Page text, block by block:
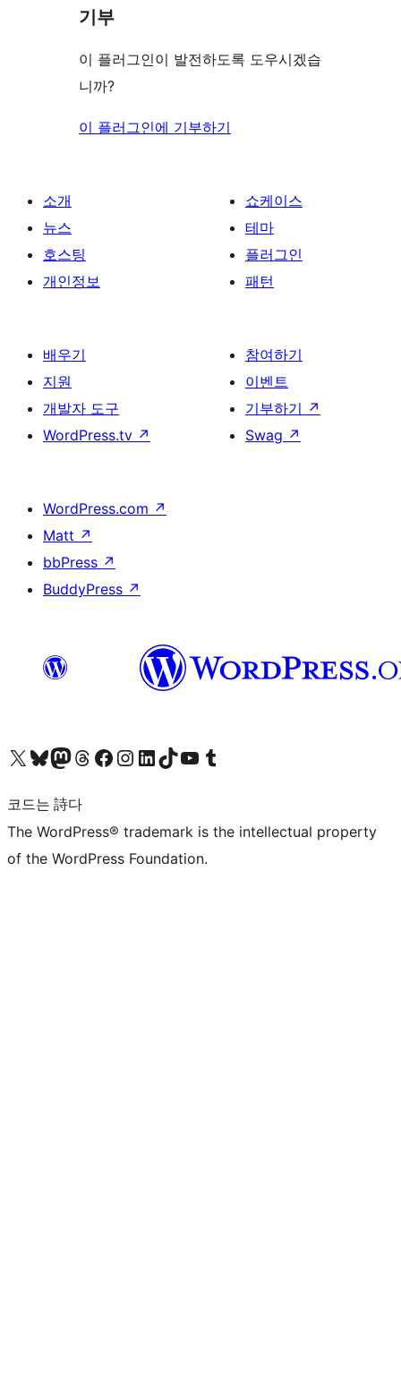
기부
이 플러그인이 발전하도록 도우시겠습
니까?
이 플러그인에 기부하기
소개
뉴스
호스팅
개인정보
쇼케이스
테마
플러그인
패턴
배우기
지원
개발자 도구
WordPress.tv ↗
참여하기
이벤트
기부하기 ↗
Swag ↗
WordPress.com ↗
Matt ↗
bbPress ↗
BuddyPress ↗
X(이전 트위터) 계정 방문하기블루스카이 계정 방문하기마스토돈 계정 방문하기스레드 계정 방문하기 페이스북 페이지 방문하기인스타그램 계정 방문하기 LinkedIn 계정 방문하기틱톡 계정 방문하기유튜브 채널 방문하기 텀블러 계정 방문하기
코드는 詩다
The WordPress® trademark is the intellectual property
of the WordPress Foundation.